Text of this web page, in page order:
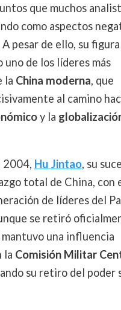
que muchos
como aspectos
pesar de ello, su figura
uno de los líderes más
la China moderna, que
al camino
y la
2004, Hu Jintao, su
total de China, con
de líderes del
se retiró
una influencia
la Comisión Militar
su retiro del poder